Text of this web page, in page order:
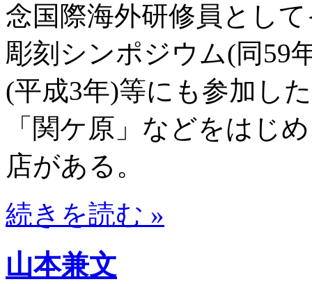
念国際海外研修員とし
彫刻シンポジウム(同59
(平成3年)等にも参加し
「関ケ原」などをはじ
店がある。
続きを読む »
山本兼文